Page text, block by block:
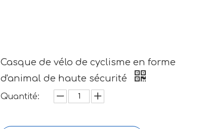
Casque de vélo de cyclisme en forme
d'animal de haute sécurité
Quantité: